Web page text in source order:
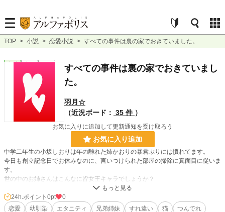
TOP > 小説 > 恋愛小説 > すべての事件は裏の家でおきていました。
恋愛 完結 長編
すべての事件は裏の家でおきていまし
た。
羽月☆
（近況ボード： 35 件 ）
お気に入りに追加して更新通知を受け取ろう
お気に入り追加
中学二年生の小坂しおりは年の離れた姉かおりの暴君ぶりには慣れてます。
今日も創立記念日でお休みなのに、言いつけられた部屋の掃除に真面目に従いま
す。
世の中のお姉さんはこんなに皆女王キャラでしょうか？
妹を猫可愛がるお姉さんだっているはずなのに、ただ小坂家にはいませんでし
た。
24h.ポイント 0pt
0
恋愛
幼馴染 エタニティ 兄弟姉妹 すれ違い 猫 つんでれ